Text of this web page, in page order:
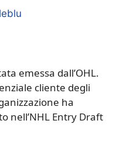
emessa dall’OHL.
cliente degli
ha
nell’NHL Entry Draft